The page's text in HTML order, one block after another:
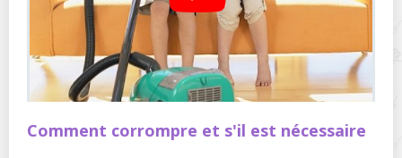
Comment corrompre et s'il est nécessaire